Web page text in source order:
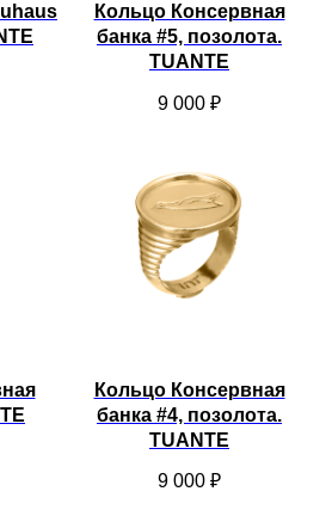
Кольцо Консервная
банка #5, позолота.
TUANTE
9 000 ₽
Кольцо Консервная
банка #4, позолота.
TUANTE
9 000 ₽